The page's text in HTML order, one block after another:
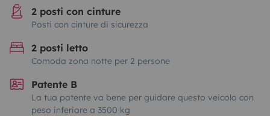
2 posti con cinture
Posti con cinture di sicurezza
2 posti letto
Comoda zona notte per 2 persone
Patente B
La tua patente va bene per guidare questo veicolo con
peso inferiore a 3500 kg